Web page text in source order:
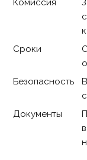
Комиссия
Сроки
Безопасность
Документы